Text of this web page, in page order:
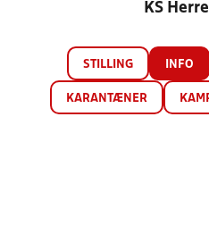
KS
STILLING INFO
KARANTÆNER